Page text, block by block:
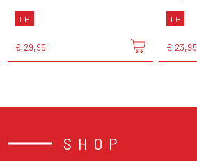
LP
€ 29,95
LP
€ 23,95
SHOP